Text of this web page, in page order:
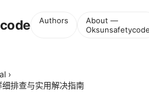
Authors
About —
›
排查与实用解决指南